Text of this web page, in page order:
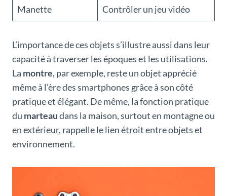
Manette Contrôler un jeu vidéo
L’importance de ces objets s’illustre aussi dans leur
capacité à traverser les époques et les utilisations.
La montre, par exemple, reste un objet apprécié
même à l’ère des smartphones grâce à son côté
pratique et élégant. De même, la fonction pratique
du marteaudans la maison, surtout en montagne ou
en extérieur, rappelle le lien étroit entre objets et
environnement.